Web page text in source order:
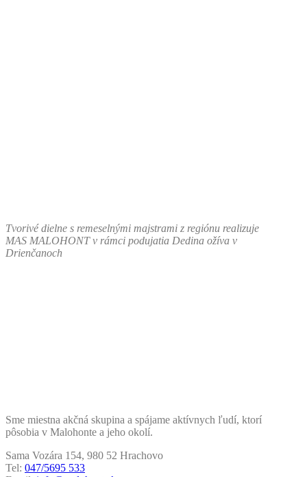
Tvorivé dielne s remeselnými majstrami z regiónu realizuje
MAS MALOHONT v rámci podujatia Dedina ožíva v
Drienčanoch
Sme miestna akčná skupina a spájame aktívnych ľudí, ktorí
pôsobia v Malohonte a jeho okolí.
Sama Vozára 154, 980 52 Hrachovo
Tel: 047/5695 533